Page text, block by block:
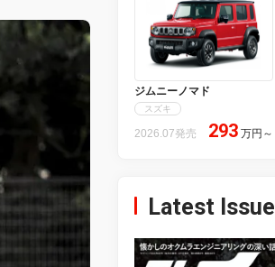
ジムニーノマド
スズキ
2026.07発売 293 万円 ～
Latest Issue